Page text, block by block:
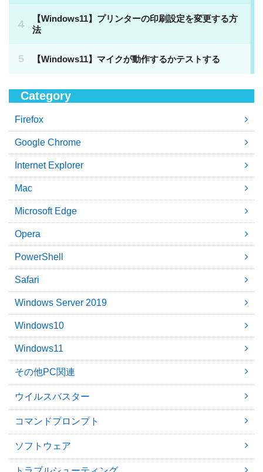
Category
Firefox
Google Chrome
Internet Explorer
Mac
Microsoft Edge
Opera
PowerShell
Safari
Windows Server 2019
Windows10
Windows11
その他PC関連
ウイルスバスター
コマンドプロンプト
ソフトウェア